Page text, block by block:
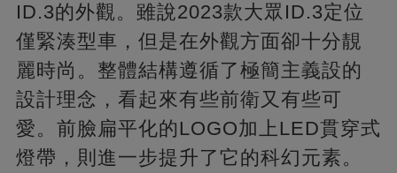
ID.3的外觀。雖說2023款大眾ID.3定位
僅緊湊型車，但是在外觀方面卻十分靚
麗時尚。整體結構遵循了極簡主義設的
設計理念，看起來有些前衛又有些可
愛。前臉扁平化的LOGO加上LED貫穿式
燈帶，則進一步提升了它的科幻元素。